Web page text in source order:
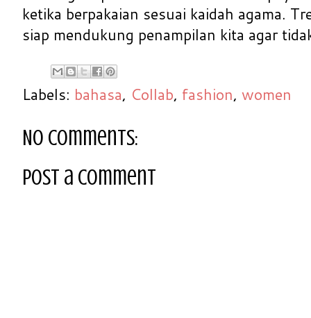
ketika berpakaian sesuai kaidah agama.
siap mendukung penampilan kita agar
Labels: bahasa, Collab, fashion, women
No comments:
Post a Comment